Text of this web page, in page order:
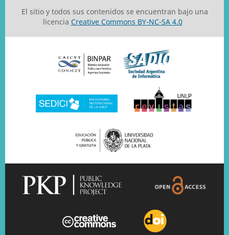
El sitio y todos sus contenidos se encuentran bajo una
licencia Creative Commons BY-NC-SA 4.0